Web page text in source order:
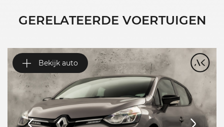
GERELATEERDE VOERTUIGEN
Bekijk auto